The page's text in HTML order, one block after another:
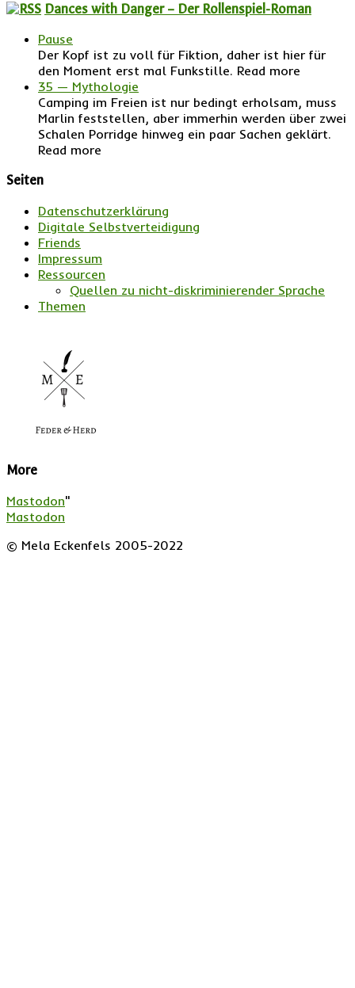
Dances with Danger – Der Rollenspiel-Roman
Pause
Der Kopf ist zu voll für Fiktion, daher ist hier für
den Moment erst mal Funkstille. Read more
35 — Mythologie
Camping im Freien ist nur bedingt erholsam, muss
Marlin feststellen, aber immerhin werden über zwei
Schalen Porridge hinweg ein paar Sachen geklärt.
Read more
Seiten
Datenschutzerklärung
Digitale Selbstverteidigung
Friends
Impressum
Ressourcen
Quellen zu nicht-diskriminierender Sprache
Themen
More
Mastodon"
Mastodon
© Mela Eckenfels 2005-2022